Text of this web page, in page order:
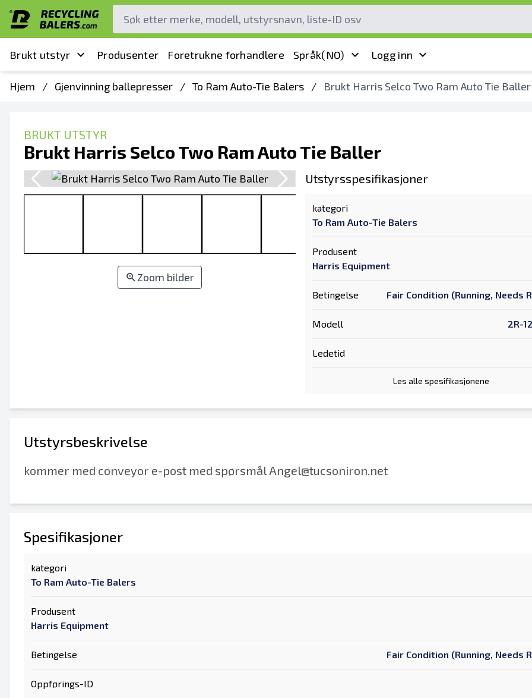
Brukt utstyr Produsenter Foretrukne forhandlere Språk(NO) Logg inn
Hjem / Gjenvinning ballepresser / To Ram Auto-Tie Balers / Brukt Harris Selco Two Ram Auto Tie Baller
BRUKT UTSTYR
Brukt Harris Selco Two Ram Auto Tie Baller
Zoom bilder
Utstyrsspesifikasjoner
kategori
To Ram Auto-Tie Balers
Produsent
Harris Equipment
Betingelse Fair Condition (Running, Needs
Modell 2R-
Ledetid
Les alle spesifikasjonene
Utstyrsbeskrivelse
kommer med conveyor e-post med spørsmål Angel@tucsoniron.net
Spesifikasjoner
kategori
To Ram Auto-Tie Balers
Produsent
Harris Equipment
Betingelse Fair Condition (Running, Needs
Oppførings-ID